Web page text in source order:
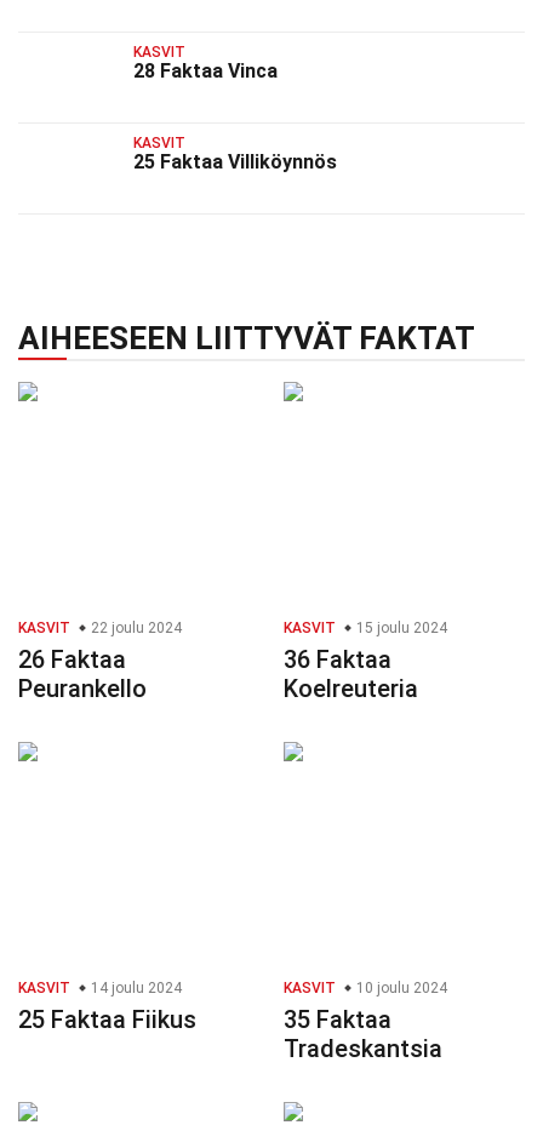
KASVIT
28 Faktaa Vinca
KASVIT
25 Faktaa Villiköynnös
AIHEESEEN LIITTYVÄT FAKTAT
KASVIT 22 joulu 2024
26 Faktaa
Peurankello
KASVIT 15 joulu 2024
36 Faktaa
Koelreuteria
KASVIT 14 joulu 2024
25 Faktaa Fiikus
KASVIT 10 joulu 2024
35 Faktaa
Tradeskantsia